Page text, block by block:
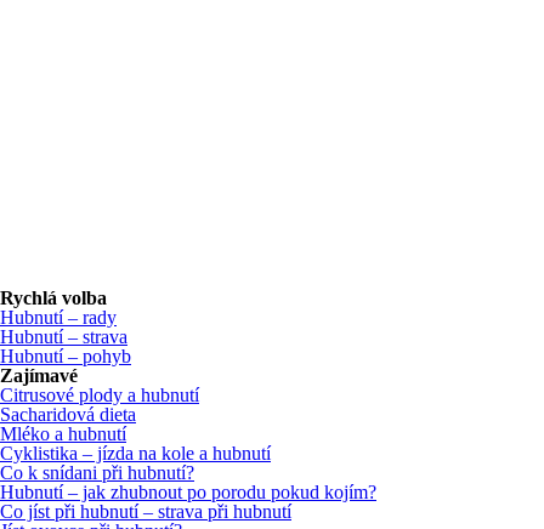
Rychlá volba
Hubnutí – rady
Hubnutí – strava
Hubnutí – pohyb
Zajímavé
Citrusové plody a hubnutí
Sacharidová dieta
Mléko a hubnutí
Cyklistika – jízda na kole a hubnutí
Co k snídani při hubnutí?
Hubnutí – jak zhubnout po porodu pokud kojím?
Co jíst při hubnutí – strava při hubnutí